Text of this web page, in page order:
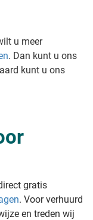
u meer
. Dan kunt u ons
kunt u ons
gratis
. Voor verhuurd
en treden wij